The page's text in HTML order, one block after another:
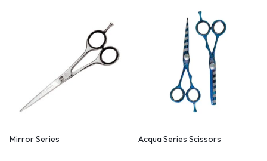
Mirror Series Acqua Series Scissors